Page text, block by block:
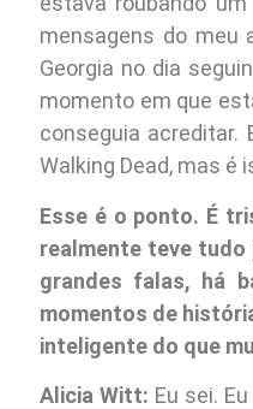
mensagens do meu
Georgia no dia
momento em que
conseguia acreditar.
Walking Dead, mas é
Esse é o ponto. É
realmente teve tudo
grandes falas, há
momentos de
inteligente do que
Alicia Witt: Eu sei.